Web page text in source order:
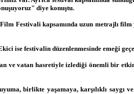
diye konuştu.
Festivali kapsamında uzun metrajlı film
ise festivalin düzenlenmesinde emeği
ve vatan hasretiyle izlediği önemli bir
birlikte yaşamaya, karşılıklı saygı ve